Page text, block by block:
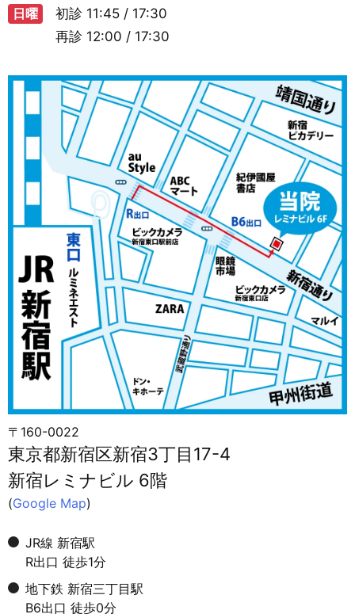
日曜
初診 11:45 / 17:30
再診 12:00 / 17:30
〒160-0022
東京都新宿区新宿3丁目17-4
新宿レミナビル 6階
(Google Map)
JR線 新宿駅
R出口 徒歩1分
地下鉄 新宿三丁目駅
B6出口 徒歩0分